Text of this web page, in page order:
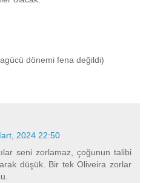
dönemi fena değildi)
2024 22:50
seni zorlamaz, çoğunun talibi
düşük. Bir tek Oliveira zorlar